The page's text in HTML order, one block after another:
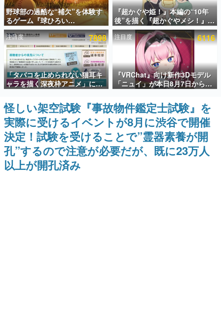
アプリセール情報
インタビュー
連載・特集一覧
殿堂入り記事
SNS拡散数が数千以上！ ページビュー数万以上！ などな
ど。多くの人々に読まれた、電ファミ渾身の“殿堂入り”記
事をまとめました。
ゲームの企画書
名作ゲームクリエイターの方々に製作時のエピソードをお
聞きし、ヒットする企画（ゲーム）とは何か？を探ってい
きます。
赫本
この物語を解いてはいけない。『赫本』は、〈試験問題〉
の形をした短編ホラー小説集です。
野球部の過酷な“補欠”を体験す
るゲーム『球ひろい
Simulator』が「1件」のウィッ
シュリストをもとにチェコ語に
対応しSNSで話題に。『キング
ダム・カム』開発元やチェコの
プロ野球選手から称賛の声
『超かぐや姫！』本編の“10年
後”を描く『超かぐやメシ！』
Web連載決定。新たなWebマン
ガレーベル「ビビビコミック」
にて特別話が掲載スタート、あ
のお話には…まだ続きがある！
注目度 7898
「タバコを止められない猫耳キ
ャラを描く深夜枠アニメ」に視
聴者の一部から批判意見。違法
薬物の使用と思しき描写も含め
て、BPOが議論を交わす
注目度 6116
『VRChat』向け新作3Dモデル
「ニュイ」が本日8月7日から
BOOTHにて発売。瞳に光る星
や感情豊かな表情が、小悪魔か
わいい
怪しい架空試験『事故物件鑑定士試験』を
実際に受けるイベントが8月に渋谷で開催
決定！試験を受けることで”霊器素養が開
孔”するので注意が必要だが、既に23万人
以上が開孔済み